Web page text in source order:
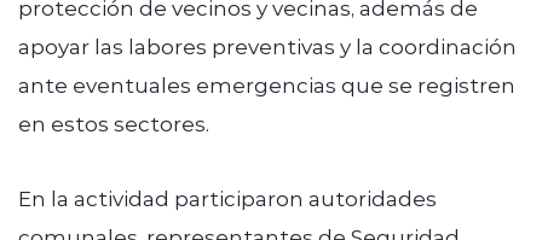
protección de vecinos y vecinas, además de
apoyar las labores preventivas y la coordinación
ante eventuales emergencias que se registren
en estos sectores.
En la actividad participaron autoridades